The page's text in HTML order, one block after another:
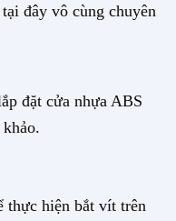
đây vô cùng chuyên
đặt cửa nhựa ABS
thực hiện bắt vít trên